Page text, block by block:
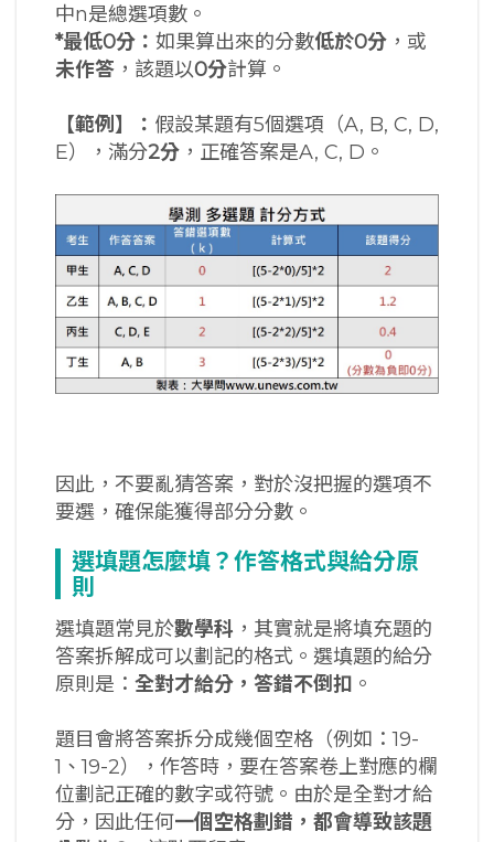
中n是總選項數。
*最低0分： 如果算出來的分數低於0分 ，或
未作答 ，該題以0分計算。
【範例】： 假設某題有5個選項（A, B, C, D,
E），滿分2分 ，正確答案是A, C, D。
因此，不要亂猜答案，對於沒把握的選項不
要選，確保能獲得部分分數。
選填題怎麼填？作答格式與給分原
則
選填題常見於數學科 ，其實就是將填充題的
答案拆解成可以劃記的格式。選填題的給分
原則是： 全對才給分，答錯不倒扣 。
題目會將答案拆分成幾個空格（例如：19-
1、19-2），作答時，要在答案卷上對應的欄
位劃記正確的數字或符號。由於是全對才給
分，因此任何一個空格劃錯，都會導致該題